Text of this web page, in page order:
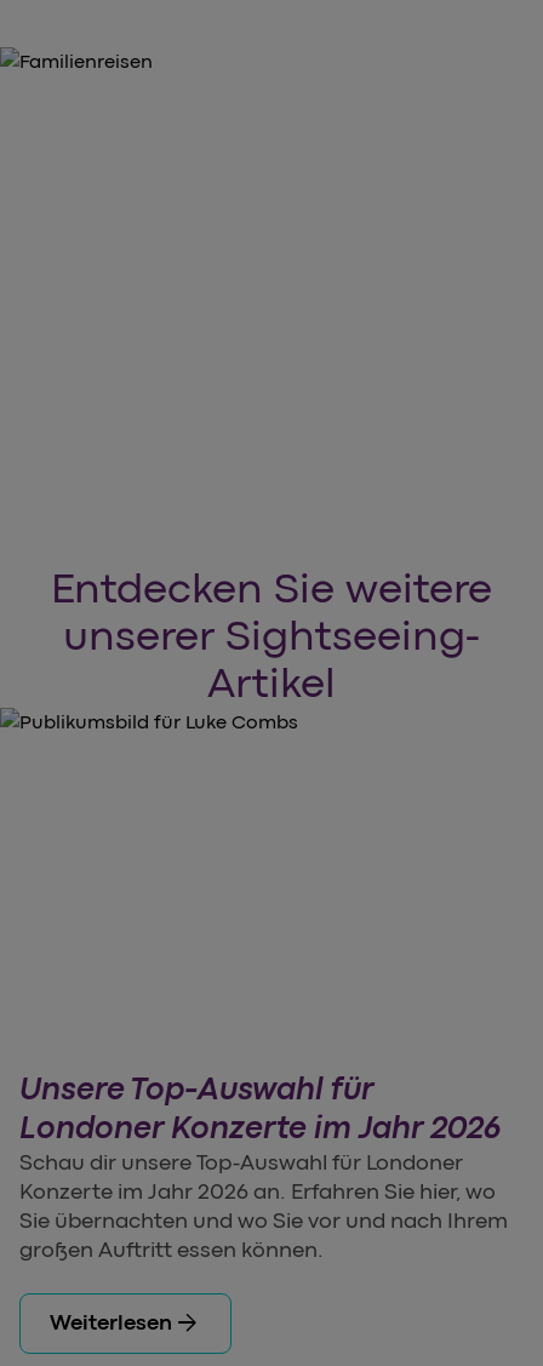
Entdecken Sie weitere
unserer Sightseeing-
Artikel
Unsere Top-Auswahl für
Londoner Konzerte im Jahr 2026
Schau dir unsere Top-Auswahl für Londoner
Konzerte im Jahr 2026 an. Erfahren Sie hier, wo
Sie übernachten und wo Sie vor und nach Ihrem
großen Auftritt essen können.
Weiterlesen arrow_forward